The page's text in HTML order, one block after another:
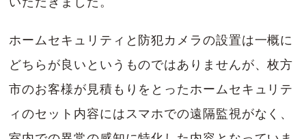
ホームセキュリティと防犯カメラの設置は一概に
どちらが良いというものではありませんが、枚方
市のお客様が見積もりをとったホームセキュリテ
ィのセット内容にはスマホでの遠隔監視がなく、